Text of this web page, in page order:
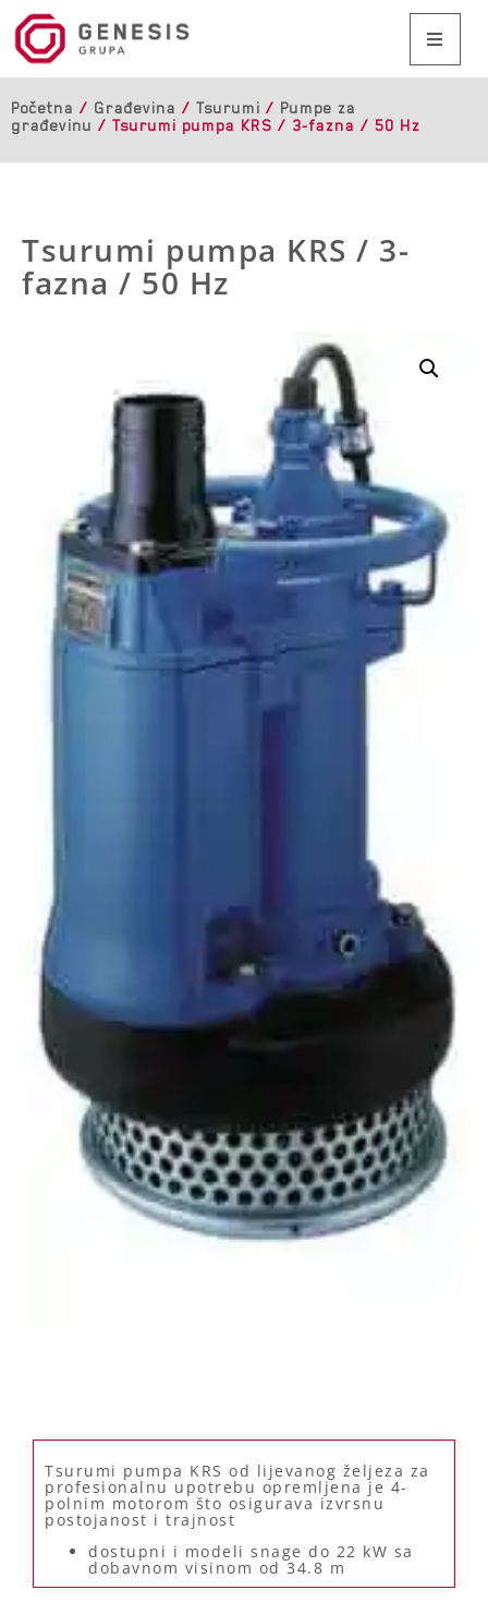
Početna / Građevina / Tsurumi / Pumpe za
građevinu / Tsurumi pumpa KRS / 3-fazna / 50 Hz
Tsurumi pumpa KRS / 3-
fazna / 50 Hz
Tsurumi pumpa KRS od lijevanog željeza za
profesionalnu upotrebu opremljena je 4-
polnim motorom što osigurava izvrsnu
postojanost i trajnost
dostupni i modeli snage do 22 kW sa
dobavnom visinom od 34.8 m